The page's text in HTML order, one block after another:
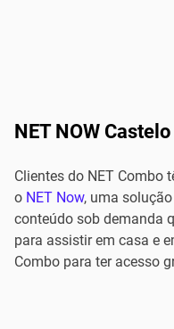
NET NOW Castelo
Clientes do NET Combo
o NET Now, uma
conteúdo sob demanda
para assistir em casa e
Combo para ter acesso